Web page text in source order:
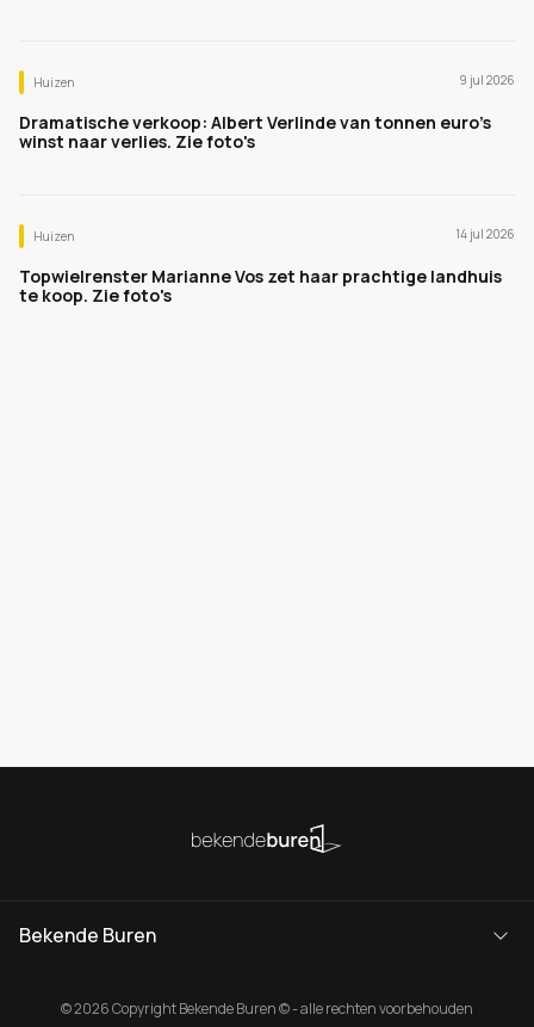
Huizen 9 jul 2026
Dramatische verkoop: Albert Verlinde van tonnen euro's
winst naar verlies. Zie foto's
Huizen 14 jul 2026
Topwielrenster Marianne Vos zet haar prachtige landhuis
te koop. Zie foto's
Bekende Buren
© 2026 Copyright Bekende Buren © - alle rechten voorbehouden